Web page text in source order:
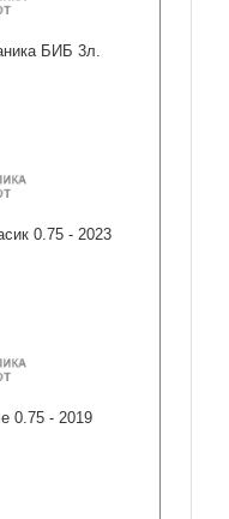
БИБ 3л.
0.75 - 2023
0.75 - 2019